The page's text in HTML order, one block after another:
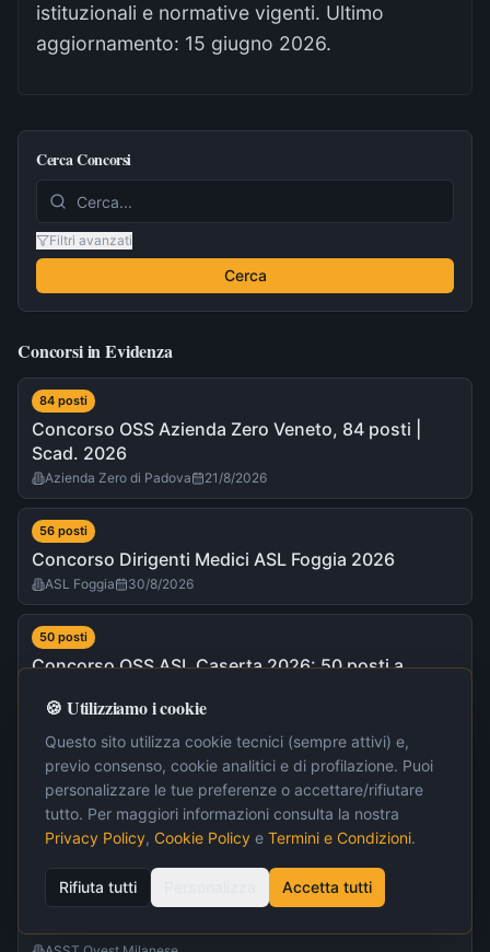
istituzionali e normative vigenti. Ultimo
aggiornamento: 15 giugno 2026.
Cerca Concorsi
Filtri avanzati
Cerca
Concorsi in Evidenza
84 posti
Concorso OSS Azienda Zero Veneto, 84 posti |
Scad. 2026
Azienda Zero di Padova 21/8/2026
56 posti
Concorso Dirigenti Medici ASL Foggia 2026
ASL Foggia 30/8/2026
50 posti
Concorso OSS ASL Caserta 2026: 50 posti a
Azienda Sanitaria Locale (ASL) di Caserta
40posti
Concorso Scuola Superiore Meridionale 2026: 40
posti a Napoli
Scuola Superiore Meridionale di Napoli 28/8/2026
posti
🍪 Utilizziamo i cookie
Questo sito utilizza cookie tecnici (sempre attivi) e,
previo consenso, cookie analitici e di profilazione. Puoi
personalizzare le tue preferenze o accettare/rifiutare
tutto. Per maggiori informazioni consulta la nostra
Privacy Policy, Cookie Policy e Termini e Condizioni.
Rifiuta tutti Accetta tutti